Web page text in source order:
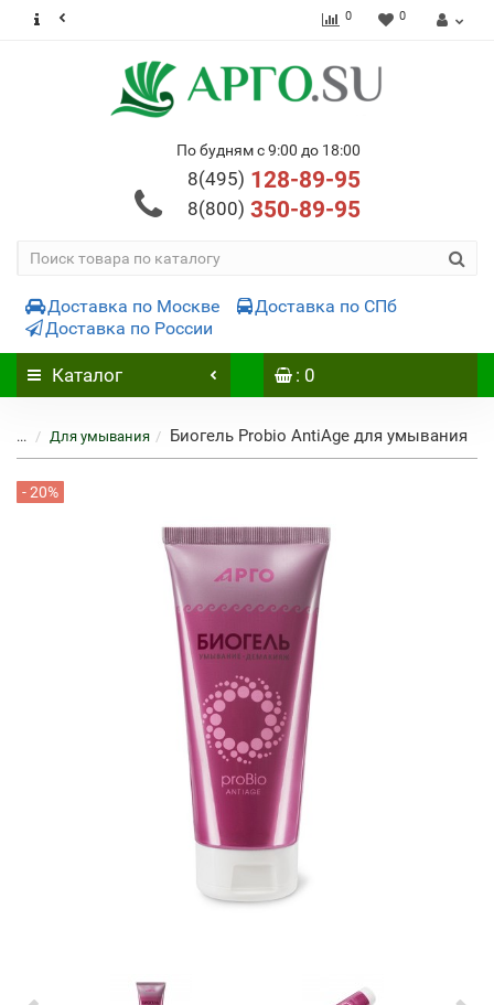
0 0
По будням с 9:00 до 18:00
8(495) 128-89-95
8(800) 350-89-95
Доставка по Москве
Доставка по СПб
Доставка по России
Каталог : 0
... Для умывания Биогель Probio AntiAge для умывания
- 20%